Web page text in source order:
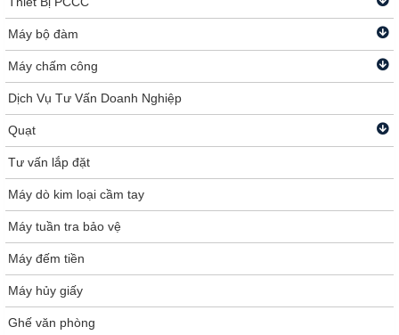
Máy bộ đàm
Máy chấm công
Dịch Vụ Tư Vấn Doanh Nghiệp
Quạt
Tư vấn lắp đặt
Máy dò kim loại cầm tay
Máy tuần tra bảo vệ
Máy đếm tiền
Máy hủy giấy
Ghế văn phòng